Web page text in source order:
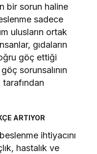
bir sorun haline
sadece
ulusların ortak
gıdaların
göç ettiği
sorunsalının
tarafından
ARTIYOR
ihtiyacını
hastalık ve